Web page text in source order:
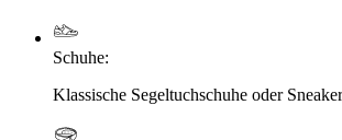
Schuhe:
Klassische Segeltuchschuhe oder